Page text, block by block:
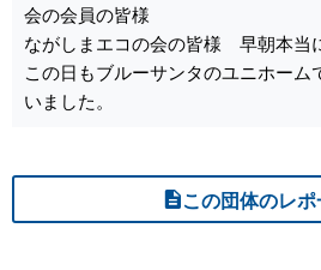
会の会員の皆様
ながしまエコの会の皆様 早朝本当
この日もブルーサンタのユニホーム
いました。
この団体のレ